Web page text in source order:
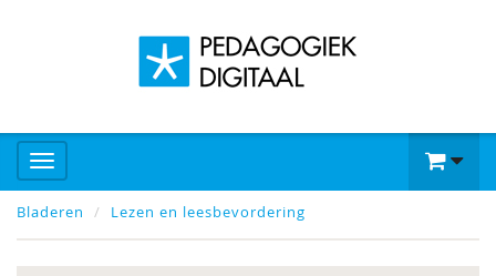
Bladeren Lezen en leesbevordering